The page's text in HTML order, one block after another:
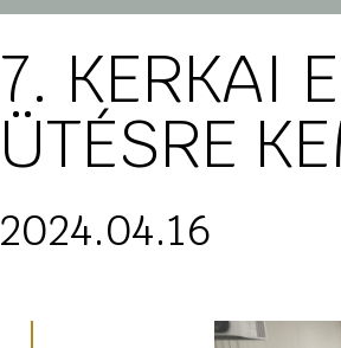
7. KERKAI
ÜTÉSRE
2024.04.16